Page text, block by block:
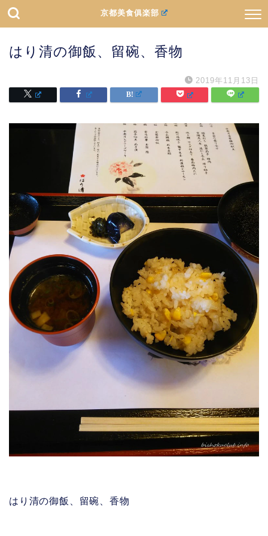
京都美食俱楽部
はり清の御飯、留碗、香物
2019年11月13日
はり清の御飯、留碗、香物